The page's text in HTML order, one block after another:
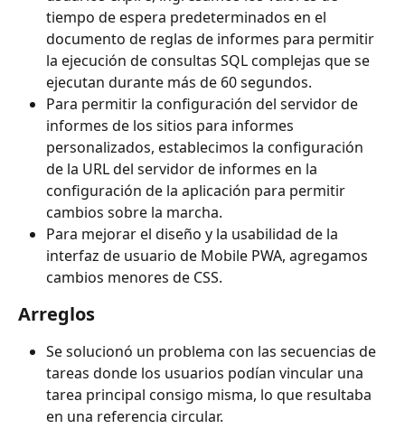
tiempo de espera predeterminados en el
documento de reglas de informes para permitir
la ejecución de consultas SQL complejas que se
ejecutan durante más de 60 segundos.
Para permitir la configuración del servidor de
informes de los sitios para informes
personalizados, establecimos la configuración
de la URL del servidor de informes en la
configuración de la aplicación para permitir
cambios sobre la marcha.
Para mejorar el diseño y la usabilidad de la
interfaz de usuario de Mobile PWA, agregamos
cambios menores de CSS.
Arreglos
Se solucionó un problema con las secuencias de
tareas donde los usuarios podían vincular una
tarea principal consigo misma, lo que resultaba
en una referencia circular.